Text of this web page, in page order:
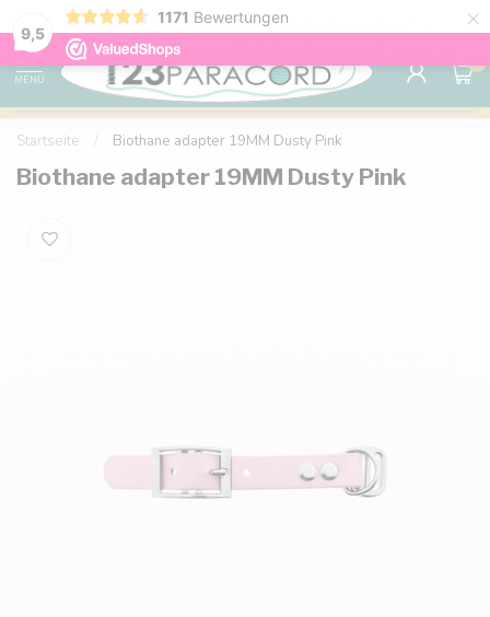
9,5
1171 Bewertungen ×
Kostenlose Lieferung nach Hause ab 150 €
MENU
0
Startseite Biothane adapter 19MM Dusty Pink
Biothane adapter 19MM Dusty Pink